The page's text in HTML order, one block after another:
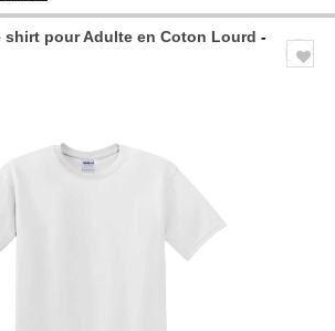
shirt pour Adulte en Coton Lourd -